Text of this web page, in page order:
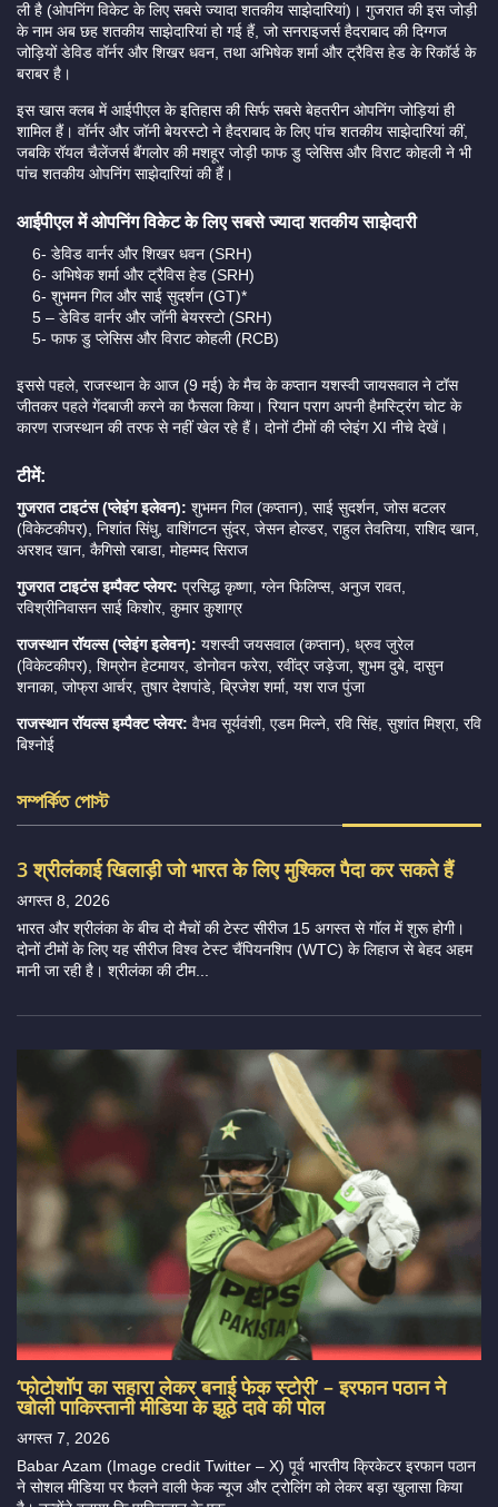
ली है (ओपनिंग विकेट के लिए सबसे ज्यादा शतकीय साझेदारियां)। गुजरात की इस जोड़ी
के नाम अब छह शतकीय साझेदारियां हो गई हैं, जो सनराइजर्स हैदराबाद की दिग्गज
जोड़ियों डेविड वॉर्नर और शिखर धवन, तथा अभिषेक शर्मा और ट्रैविस हेड के रिकॉर्ड के
बराबर है।
इस खास क्लब में आईपीएल के इतिहास की सिर्फ सबसे बेहतरीन ओपनिंग जोड़ियां ही
शामिल हैं। वॉर्नर और जॉनी बेयरस्टो ने हैदराबाद के लिए पांच शतकीय साझेदारियां कीं,
जबकि रॉयल चैलेंजर्स बैंगलोर की मशहूर जोड़ी फाफ डु प्लेसिस और विराट कोहली ने भी
पांच शतकीय ओपनिंग साझेदारियां की हैं।
आईपीएल में ओपनिंग विकेट के लिए सबसे ज्यादा शतकीय साझेदारी
6- डेविड वार्नर और शिखर धवन (SRH)
6- अभिषेक शर्मा और ट्रैविस हेड (SRH)
6- शुभमन गिल और साई सुदर्शन (GT)*
5 – डेविड वार्नर और जॉनी बेयरस्टो (SRH)
5- फाफ डु प्लेसिस और विराट कोहली (RCB)
इससे पहले, राजस्थान के आज (9 मई) के मैच के कप्तान यशस्वी जायसवाल ने टॉस
जीतकर पहले गेंदबाजी करने का फैसला किया। रियान पराग अपनी हैमस्ट्रिंग चोट के
कारण राजस्थान की तरफ से नहीं खेल रहे हैं। दोनों टीमों की प्लेइंग XI नीचे देखें।
टीमें:
गुजरात टाइटंस (प्लेइंग इलेवन): शुभमन गिल (कप्तान), साई सुदर्शन, जोस बटलर
(विकेटकीपर), निशांत सिंधु, वाशिंगटन सुंदर, जेसन होल्डर, राहुल तेवतिया, राशिद खान,
अरशद खान, कैगिसो रबाडा, मोहम्मद सिराज
गुजरात टाइटंस इम्पैक्ट प्लेयर: प्रसिद्ध कृष्णा, ग्लेन फिलिप्स, अनुज रावत,
रविश्रीनिवासन साई किशोर, कुमार कुशाग्र
राजस्थान रॉयल्स (प्लेइंग इलेवन): यशस्वी जयसवाल (कप्तान), ध्रुव जुरेल
(विकेटकीपर), शिम्रोन हेटमायर, डोनोवन फरेरा, रवींद्र जड़ेजा, शुभम दुबे, दासुन
शनाका, जोफ्रा आर्चर, तुषार देशपांडे, ब्रिजेश शर्मा, यश राज पुंजा
राजस्थान रॉयल्स इम्पैक्ट प्लेयर: वैभव सूर्यवंशी, एडम मिल्ने, रवि सिंह, सुशांत मिश्रा, रवि
बिश्नोई
সম্পর্কিত পোস্ট
3 श्रीलंकाई खिलाड़ी जो भारत के लिए मुश्किल पैदा कर सकते हैं
अगस्त 8, 2026
भारत और श्रीलंका के बीच दो मैचों की टेस्ट सीरीज 15 अगस्त से गॉल में शुरू होगी।
दोनों टीमों के लिए यह सीरीज विश्व टेस्ट चैंपियनशिप (WTC) के लिहाज से बेहद अहम
मानी जा रही है। श्रीलंका की टीम...
‘फोटोशॉप का सहारा लेकर बनाई फेक स्टोरी’ – इरफान पठान ने
खोली पाकिस्तानी मीडिया के झूठे दावे की पोल
अगस्त 7, 2026
Babar Azam (Image credit Twitter – X) पूर्व भारतीय क्रिकेटर इरफान पठान
ने सोशल मीडिया पर फैलने वाली फेक न्यूज और ट्रोलिंग को लेकर बड़ा खुलासा किया